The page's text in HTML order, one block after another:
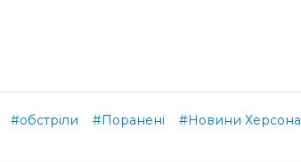
#обстріли #Поранені #Новини Херсона